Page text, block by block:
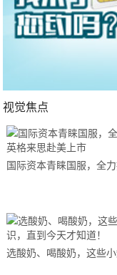
视觉焦点
国际资本青睐国服，全
选酸奶、喝酸奶，这些